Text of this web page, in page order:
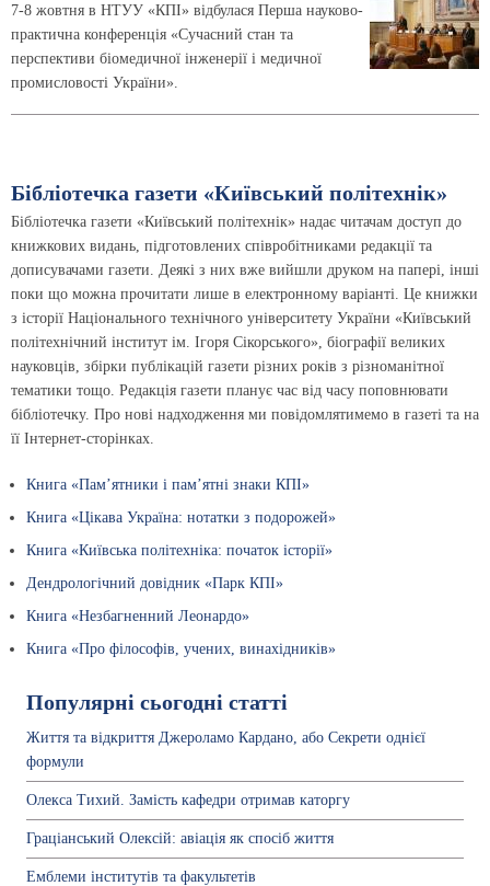
7-8 жовтня в НТУУ «КПІ» відбулася Перша науково-
практична конференція «Сучасний стан та
перспективи біомедичної інженерії і медичної
промисловості України».
Бібліотечка газети «Київський політехнік»
Бібліотечка газети «Київський політехнік» надає читачам доступ до
книжкових видань, підготовлених співробітниками редакції та
дописувачами газети. Деякі з них вже вийшли друком на папері, інші
поки що можна прочитати лише в електронному варіанті. Це книжки
з історії Національного технічного університету України «Київський
політехнічний інститут ім. Ігоря Сікорського», біографії великих
науковців, збірки публікацій газети різних років з різноманітної
тематики тощо. Редакція газети планує час від часу поповнювати
бібліотечку. Про нові надходження ми повідомлятимемо в газеті та на
її Інтернет-сторінках.
Книга «Пам’ятники і пам’ятні знаки КПІ»
Книга «Цікава Україна: нотатки з подорожей»
Книга «Київська політехніка: початок історії»
Дендрологічний довідник «Парк КПІ»
Книга «Незбагненний Леонардо»
Книга «Про філософів, учених, винахідників»
Популярні сьогодні статті
Життя та відкриття Джероламо Кардано, або Секрети однієї
формули
Олекса Тихий. Замість кафедри отримав каторгу
Граціанський Олексій: авіація як спосіб життя
Емблеми інститутів та факультетів